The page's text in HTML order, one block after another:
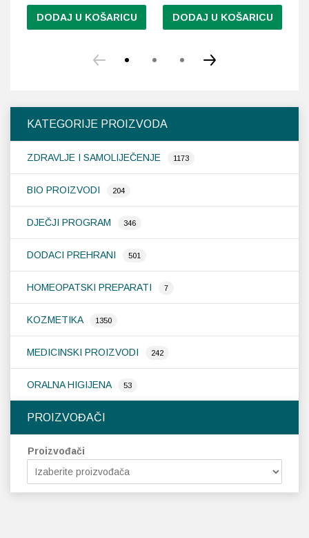
KATEGORIJE PROIZVODA
ZDRAVLJE I SAMOLIJEČENJE 1173
BIO PROIZVODI 204
DJEČJI PROGRAM 346
DODACI PREHRANI 501
HOMEOPATSKI PREPARATI 7
KOZMETIKA 1350
MEDICINSKI PROIZVODI 242
ORALNA HIGIJENA 53
PROIZVOĐAČI
Proizvođači
DODAJ U KOŠARICU DODAJ U KOŠARICU